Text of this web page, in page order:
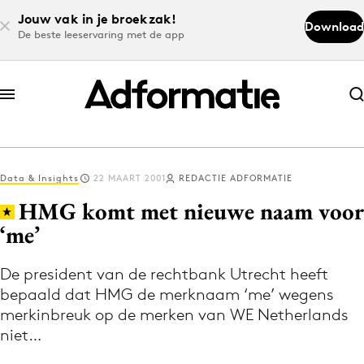
Jouw vak in je broekzak!
De beste leeservaring met de app
Download
Abonneer nu
Abonneer nu
Log in
Volg het laatste nieuws via de Adformatie
Nieuws app
Data & Insights 22 MAART 2001 REDACTIE ADFORMATIE
HMG komt met nieuwe naam voor
‘me’
De president van de rechtbank Utrecht heeft
bepaald dat HMG de merknaam ‘me’ wegens
merkinbreuk op de merken van WE Netherlands
niet…